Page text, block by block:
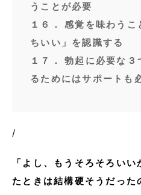
うことが必要
１６． 感覚を味わうこ
ちいい」を認識する
１７． 勃起に必要な３
るためにはサポートも
/
「よし、もうそろそろい
たときは結構硬そうだった